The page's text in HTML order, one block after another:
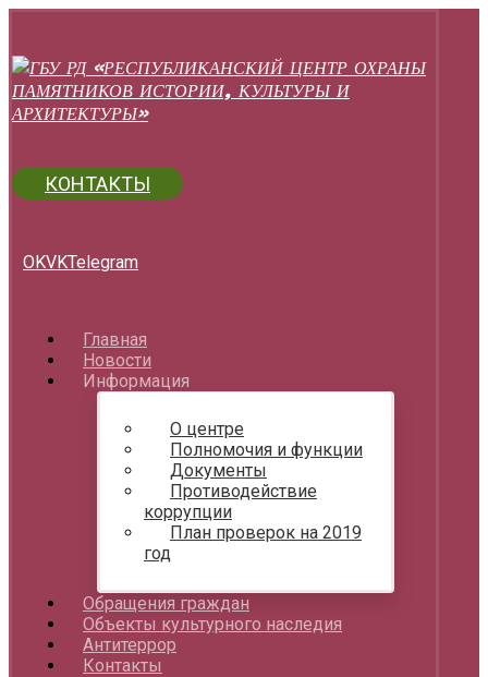
КОНТАКТЫ
OKVKTelegram
Главная
Новости
Информация
О центре
Полномочия и функции
Документы
Противодействие
коррупции
План проверок на 2019
год
Обращения граждан
Объекты культурного наследия
Антитеррор
Контакты